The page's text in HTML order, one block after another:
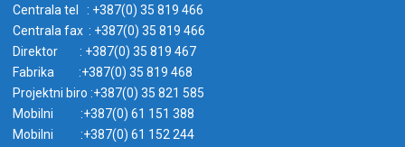
Centrala tel : +387(0) 35 819 466
Centrala fax : +387(0) 35 819 466
Direktor : +387(0) 35 819 467
Fabrika :+387(0) 35 819 468
Projektni biro :+387(0) 35 821 585
Mobilni :+387(0) 61 151 388
Mobilni :+387(0) 61 152 244